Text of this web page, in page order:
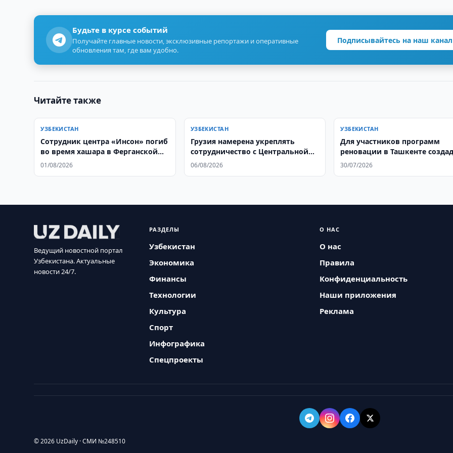
Будьте в курсе событий
Получайте главные новости, эксклюзивные репортажи и оперативные
обновления там, где вам удобно.
Подписывайтесь на наш канал
Читайте также
УЗБЕКИСТАН
Сотрудник центра «Инсон» погиб
во время хашара в Ферганской
области
01/08/2026
УЗБЕКИСТАН
Грузия намерена укреплять
сотрудничество с Центральной
Азией
06/08/2026
УЗБЕКИСТАН
Для участников программ
реновации в Ташкенте
«банк квартир»
30/07/2026
Ведущий новостной портал
Узбекистана. Актуальные
новости 24/7.
РАЗДЕЛЫ
Узбекистан
Экономика
Финансы
Технологии
Культура
Спорт
Инфографика
Спецпроекты
О НАС
О нас
Правила
Конфиденциальность
Наши приложения
Реклама
© 2026 UzDaily · СМИ №248510